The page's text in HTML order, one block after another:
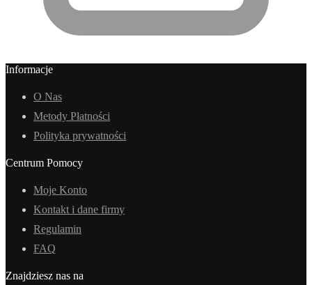
Informacje
O Nas
Metody Płatności
Polityka prywatności
Centrum Pomocy
Moje Konto
Kontakt i dane firmy
Regulamin
FAQ
Znajdziesz nas na